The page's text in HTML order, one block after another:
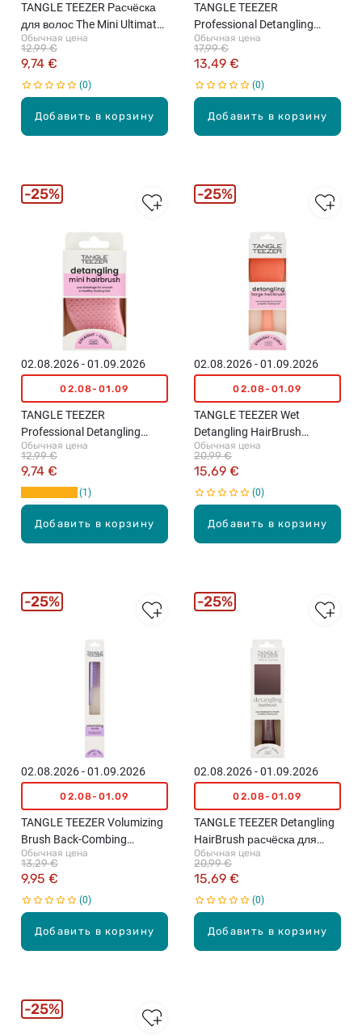
Добавить в корзину
TANGLE TEEZER Расчёска
для волос The Mini Ultimate
Detangler – Millenian Pink
Обычная цена
9,74 €
12,99 €
0
Добавить в корзину
TANGLE TEEZER
Professional Detangling
HairBrush расческа для
волос, Panther Black
Обычная цена
13,49 €
17,99 €
0
Добавить в корзину
02.08.2026 - 01.09.2026
02.08-01.09
TANGLE TEEZER
Professional Detangling
HairBrush расческа для
волос Mini, Millenial Pink
Обычная цена
9,74 €
12,99 €
1
25%
Добавить в корзину
02.08.2026 - 01.09.2026
02.08-01.09
TANGLE TEEZER Wet
Detangling HairBrush
расческа для волос, L,
Peach
Обычная цена
15,69 €
20,99 €
0
25%
Добавить в корзину
02.08.2026 - 01.09.2026
02.08-01.09
TANGLE TEEZER Volumizing
Brush Back-Combing
расческа для волос,
Black/Lilac
Обычная цена
9,95 €
13,29 €
0
25%
Добавить в корзину
02.08.2026 - 01.09.2026
02.08-01.09
TANGLE TEEZER Detangling
HairBrush расчёска для
волос, Midnight Silver
Обычная цена
15,69 €
20,99 €
0
25%
25%